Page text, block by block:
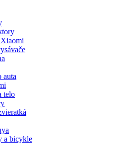
auta
telo
a bicykle